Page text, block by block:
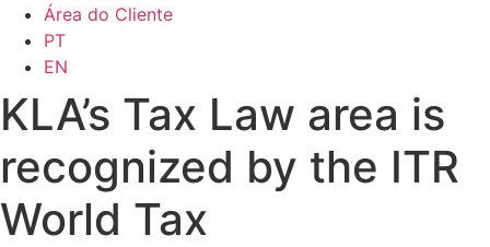
Área do Cliente
PT
EN
KLA’s Tax Law area is
recognized by the ITR
World Tax